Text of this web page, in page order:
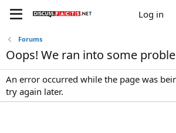
Log in
Forums
Oops! We ran into some
An error occurred while the page was
try again later.